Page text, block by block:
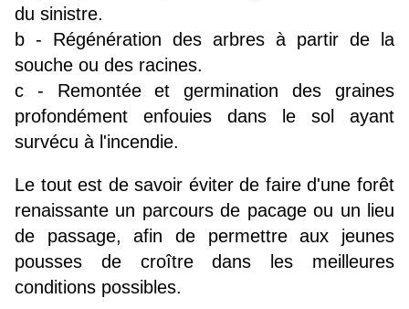
du sinistre.
b - Régénération des arbres à partir de la
souche ou des racines.
c - Remontée et germination des graines
profondément enfouies dans le sol ayant
survécu à l'incendie.
Le tout est de savoir éviter de faire d'une forêt
renaissante un parcours de pacage ou un lieu
de passage, afin de permettre aux jeunes
pousses de croître dans les meilleures
conditions possibles.